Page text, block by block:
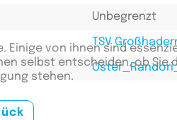
Unbegrenzt
TSV
Einige von ihnen sind
selbst entscheiden, ob
stehen.